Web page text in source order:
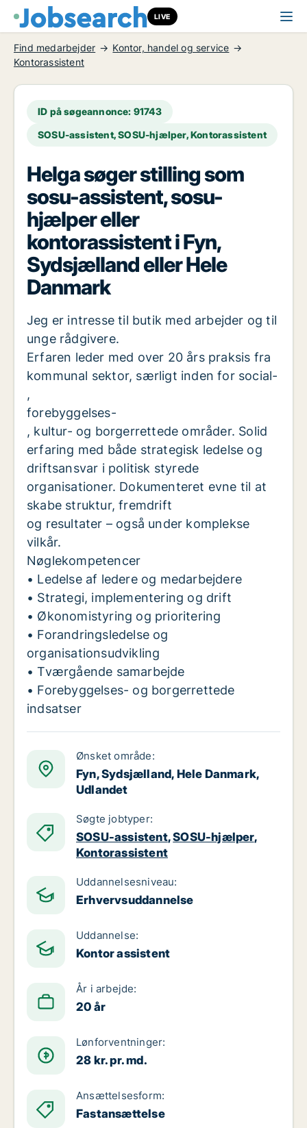
LIVE
Find medarbejder
Kontor, handel og service
Kontorassistent
ID på søgeannonce: 91743
SOSU-assistent, SOSU-hjælper, Kontorassistent
Helga søger stilling som
sosu-assistent, sosu-
hjælper eller
kontorassistent i Fyn,
Sydsjælland eller Hele
Danmark
Jeg er intresse til butik med arbejder og til
unge rådgivere.
Erfaren leder med over 20 års praksis fra
kommunal sektor, særligt inden for social-
,
forebyggelses-
, kultur- og borgerrettede områder. Solid
erfaring med både strategisk ledelse og
driftsansvar i politisk styrede
organisationer. Dokumenteret evne til at
skabe struktur, fremdrift
og resultater – også under komplekse
vilkår.
Nøglekompetencer
• Ledelse af ledere og medarbejdere
• Strategi, implementering og drift
• Økonomistyring og prioritering
• Forandringsledelse og
organisationsudvikling
• Tværgående samarbejde
• Forebyggelses- og borgerrettede
indsatser
Ønsket område:
Fyn, Sydsjælland, Hele Danmark,
Udlandet
Søgte jobtyper:
SOSU-assistent,SOSU-hjælper,
Kontorassistent
Uddannelsesniveau:
Erhvervsuddannelse
Uddannelse:
Kontor assistent
År i arbejde:
20 år
Lønforventninger:
28 kr. pr. md.
Ansættelsesform:
Fastansættelse